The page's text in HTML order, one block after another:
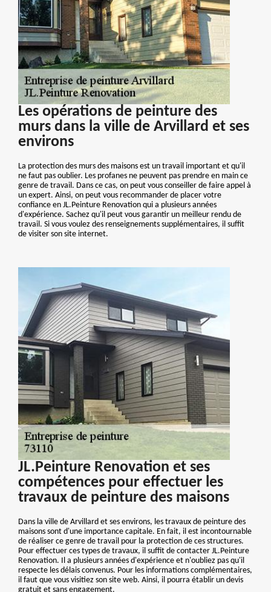
Les opérations de peinture des
murs dans la ville de Arvillard et ses
environs
La protection des murs des maisons est un travail important et qu'il
ne faut pas oublier. Les profanes ne peuvent pas prendre en main ce
genre de travail. Dans ce cas, on peut vous conseiller de faire appel à
un expert. Ainsi, on peut vous recommander de placer votre
confiance en JL.Peinture Renovation qui a plusieurs années
d'expérience. Sachez qu'il peut vous garantir un meilleur rendu de
travail. Si vous voulez des renseignements supplémentaires, il suffit
de visiter son site internet.
JL.Peinture Renovation et ses
compétences pour effectuer les
travaux de peinture des maisons
Dans la ville de Arvillard et ses environs, les travaux de peinture des
maisons sont d'une importance capitale. En fait, il est incontournable
de réaliser ce genre de travail pour la protection de ces structures.
Pour effectuer ces types de travaux, il suffit de contacter JL.Peinture
Renovation. Il a plusieurs années d'expérience et n'oubliez pas qu'il
respecte les délais convenus. Pour les informations complémentaires,
il faut que vous visitiez son site web. Ainsi, il pourra établir un devis
gratuit et sans engagement.